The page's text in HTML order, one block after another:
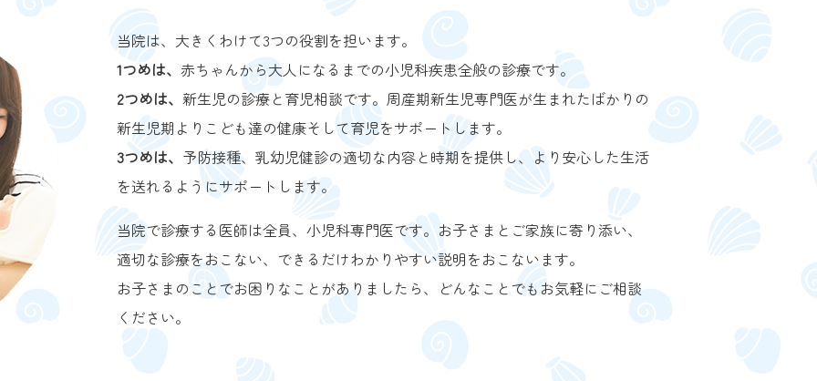
当院は、大きくわけて3つの役割を担います。
1つめは、 赤ちゃんから大人になるまでの小児科疾患全般の診療です。
2つめは、 新生児の診療と育児相談です。周産期新生児専門医が生まれたばかりの
新生児期よりこども達の健康そして育児をサポートします。
3つめは、 予防接種、乳幼児健診の適切な内容と時期を提供し、より安心した生活
を送れるようにサポートします。
当院で診療する医師は全員、小児科専門医です。お子さまとご家族に寄り添い、
適切な診療をおこない、できるだけわかりやすい説明をおこないます。
お子さまのことでお困りなことがありましたら、どんなことでもお気軽にご相談
ください。